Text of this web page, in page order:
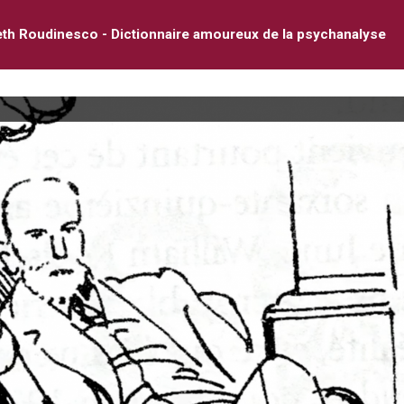
Roudinesco - Dictionnaire amoureux de la psychanalyse